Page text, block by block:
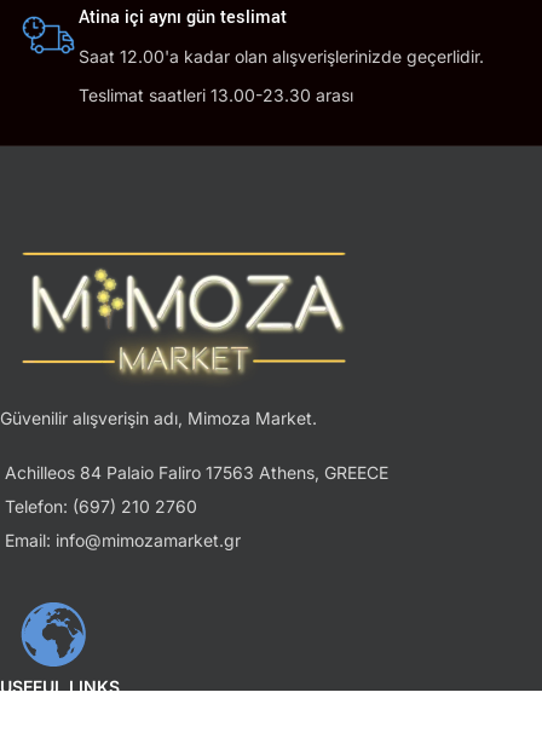
Atina içi aynı gün teslimat
Saat 12.00'a kadar olan alışverişlerinizde geçerlidir.
Teslimat saatleri 13.00-23.30 arası
Güvenilir alışverişin adı, Mimoza Market.
Achilleos 84 Palaio Faliro 17563 Athens, GREECE
Telefon: (697) 210 2760
Email: info@mimozamarket.gr
USEFUL LINKS